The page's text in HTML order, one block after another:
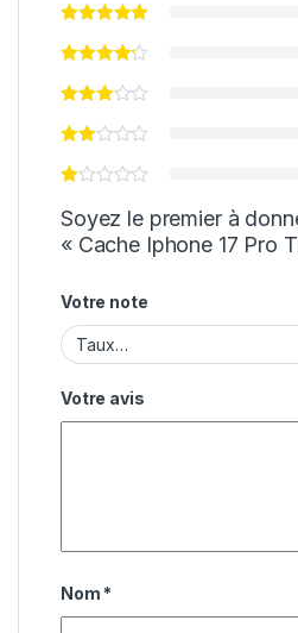
Soyez le premier à
« Cache Iphone 17 Pro
Votre note
Votre avis
Nom *